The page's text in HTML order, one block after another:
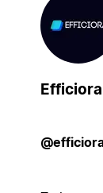
Efficiora